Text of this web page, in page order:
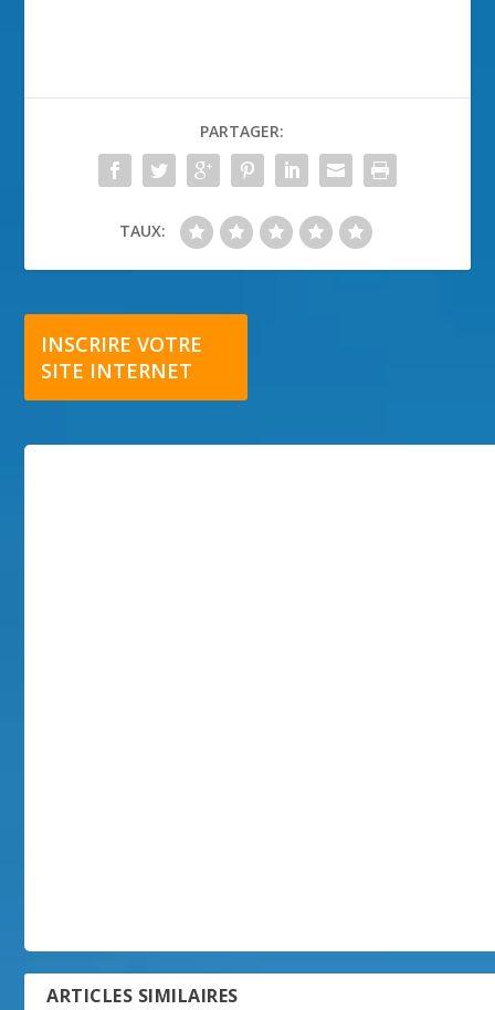
PARTAGER:
TAUX:
INSCRIRE VOTRE
SITE INTERNET
ARTICLES SIMILAIRES